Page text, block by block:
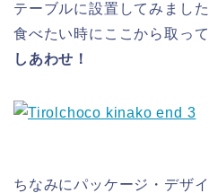
テーブルに設置してみました
食べたい時にここから取っ
しあわせ！
ちなみにパッケージ・デザ